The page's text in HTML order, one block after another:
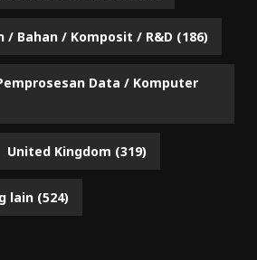
/ Bahan / Komposit / R&D (186)
Data / Komputer
United Kingdom (319)
lain (524)